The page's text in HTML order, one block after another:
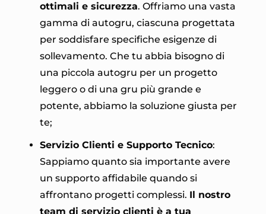
ottimali e sicurezza. Offriamo una vasta
gamma di autogru, ciascuna progettata
per soddisfare specifiche esigenze di
sollevamento. Che tu abbia bisogno di
una piccola autogru per un progetto
leggero o di una gru più grande e
potente, abbiamo la soluzione giusta per
te;
Servizio Clienti e Supporto Tecnico:
Sappiamo quanto sia importante avere
un supporto affidabile quando si
affrontano progetti complessi. Il nostro
team di servizio clienti è a tua